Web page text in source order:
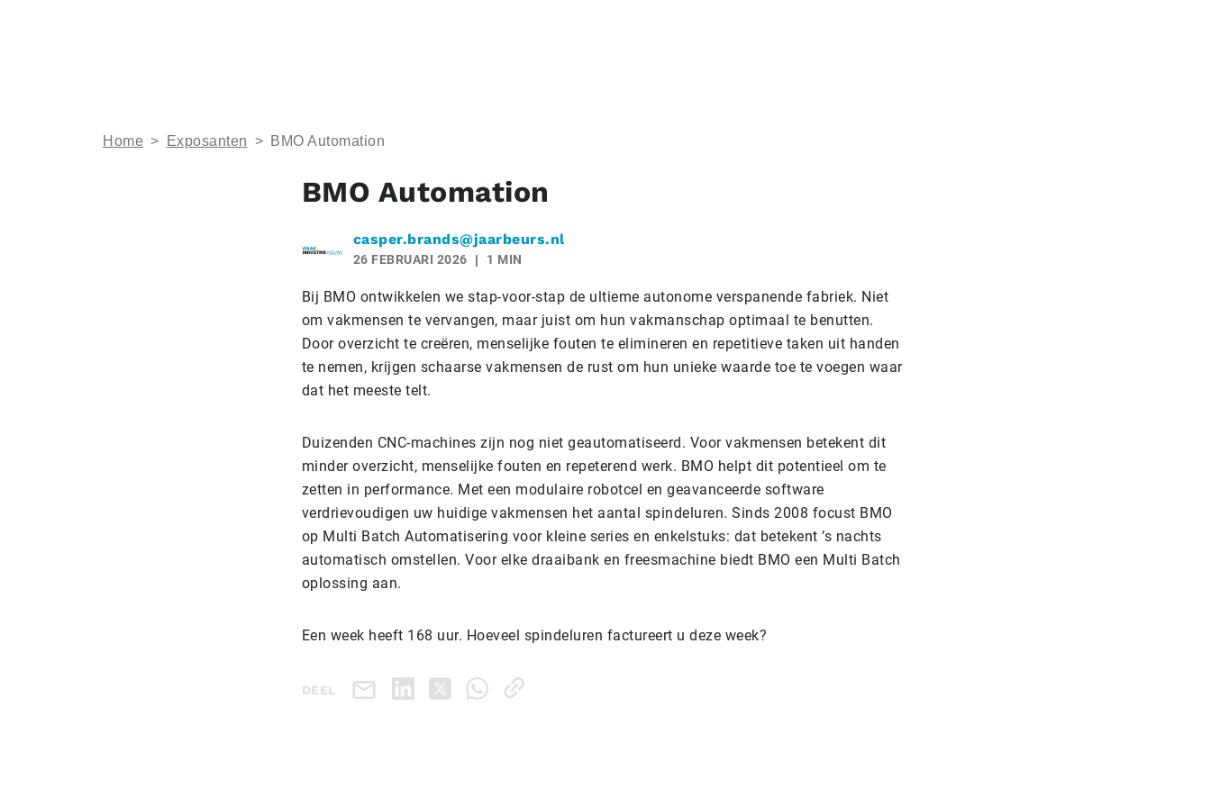
Home > Exposanten > BMO Automation
BMO Automation
casper.brands@jaarbeurs.nl
26 FEBRUARI 2026 1 MIN
Bij BMO ontwikkelen we stap-voor-stap de ultieme autonome verspanende fabriek. Niet
om vakmensen te vervangen, maar juist om hun vakmanschap optimaal te benutten.
Door overzicht te creëren, menselijke fouten te elimineren en repetitieve taken uit handen
te nemen, krijgen schaarse vakmensen de rust om hun unieke waarde toe te voegen waar
dat het meeste telt.
Duizenden CNC-machines zijn nog niet geautomatiseerd. Voor vakmensen betekent dit
minder overzicht, menselijke fouten en repeterend werk. BMO helpt dit potentieel om te
zetten in performance. Met een modulaire robotcel en geavanceerde software
verdrievoudigen uw huidige vakmensen het aantal spindeluren. Sinds 2008 focust BMO
op Multi Batch Automatisering voor kleine series en enkelstuks: dat betekent ’s nachts
automatisch omstellen. Voor elke draaibank en freesmachine biedt BMO een Multi Batch
oplossing aan.
Een week heeft 168 uur. Hoeveel spindeluren factureert u deze week?
DEEL